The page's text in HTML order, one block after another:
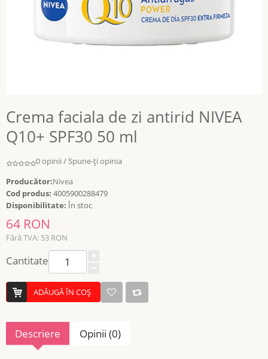
Crema faciala de zi antirid NIVEA
Q10+ SPF30 50 ml
0 opinii /Spune-ţi opinia
Producător:Nivea
Cod produs: 4005900288479
Disponibilitate: În stoc
64 RON
Fără TVA: 53 RON
Cantitate
ADĂUGĂ ÎN COŞ
Descriere Opinii (0)